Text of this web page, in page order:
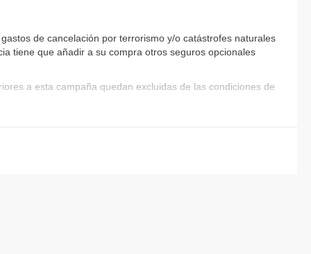
de cancelación por terrorismo y/o catástrofes naturales
tiene que añadir a su compra otros seguros opcionales
a esta campaña quedan excluidas de las condiciones de